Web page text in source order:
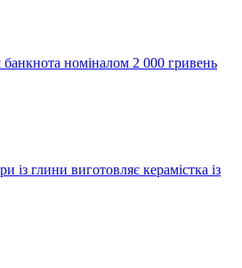
банкнота номіналом 2 000 гривень
із глини виготовляє керамістка із